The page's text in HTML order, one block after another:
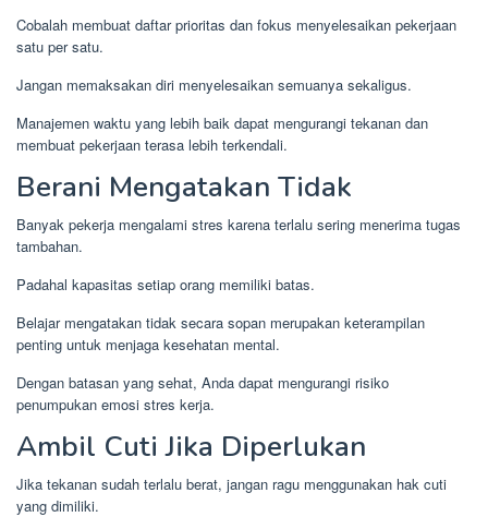
Cobalah membuat daftar prioritas dan fokus menyelesaikan pekerjaan
satu per satu.
Jangan memaksakan diri menyelesaikan semuanya sekaligus.
Manajemen waktu yang lebih baik dapat mengurangi tekanan dan
membuat pekerjaan terasa lebih terkendali.
Berani Mengatakan Tidak
Banyak pekerja mengalami stres karena terlalu sering menerima tugas
tambahan.
Padahal kapasitas setiap orang memiliki batas.
Belajar mengatakan tidak secara sopan merupakan keterampilan
penting untuk menjaga kesehatan mental.
Dengan batasan yang sehat, Anda dapat mengurangi risiko
penumpukan emosi stres kerja.
Ambil Cuti Jika Diperlukan
Jika tekanan sudah terlalu berat, jangan ragu menggunakan hak cuti
yang dimiliki.